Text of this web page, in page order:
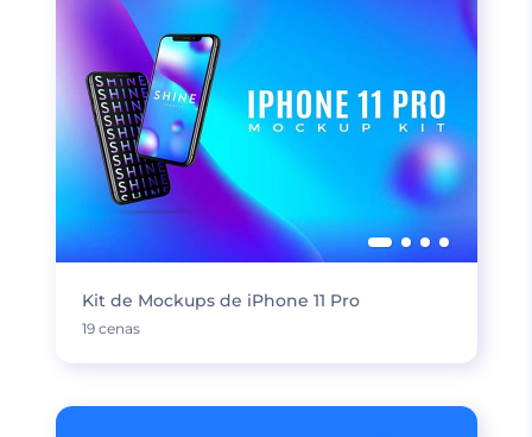
Kit de Mockups de iPhone 11 Pro
19 cenas